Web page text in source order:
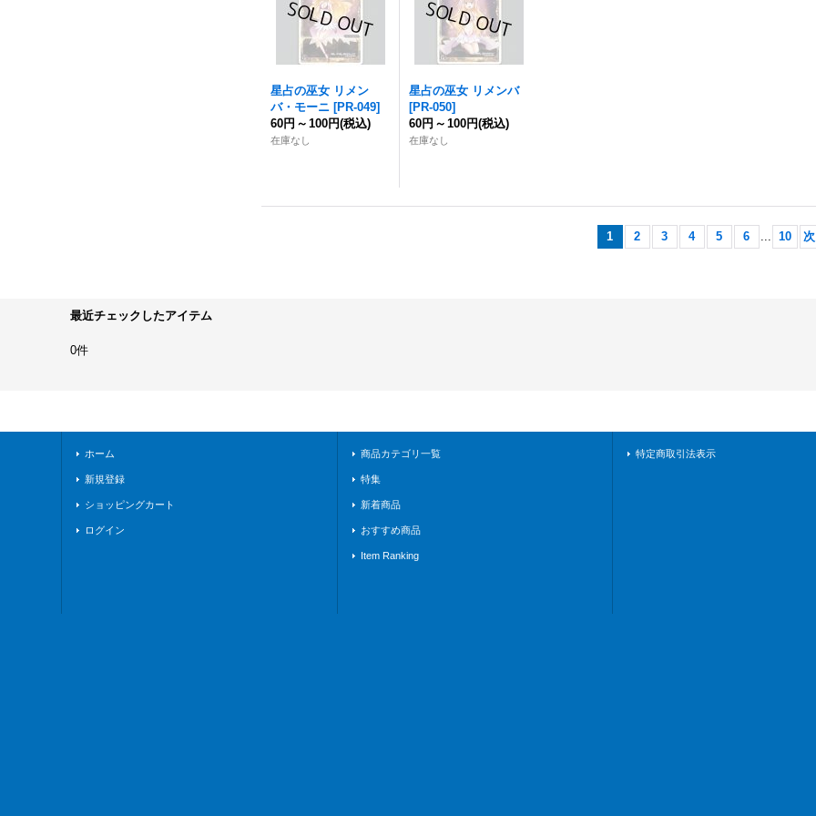
星占の巫女 リメン
バ・モーニ [PR-049]
60円 ～ 100円(税込)
在庫なし
星占の巫女 リメンバ
[PR-050]
60円 ～ 100円(税込)
在庫なし
1 2 3 4 5 6 ... 10 次
最近チェックしたアイテム
0件
ホーム
新規登録
ショッピングカート
ログイン
商品カテゴリ一覧
特集
新着商品
おすすめ商品
Item Ranking
特定商取引法表示